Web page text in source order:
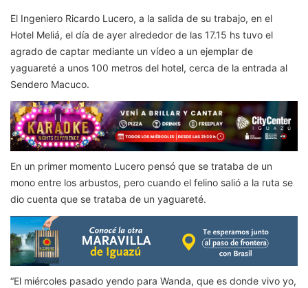
El Ingeniero Ricardo Lucero, a la salida de su trabajo, en el
Hotel Meliá, el día de ayer alrededor de las 17.15 hs tuvo el
agrado de captar mediante un vídeo a un ejemplar de
yaguareté a unos 100 metros del hotel, cerca de la entrada al
Sendero Macuco.
En un primer momento Lucero pensó que se trataba de un
mono entre los arbustos, pero cuando el felino salió a la ruta se
dio cuenta que se trataba de un yaguareté.
“El miércoles pasado yendo para Wanda, que es donde vivo yo,